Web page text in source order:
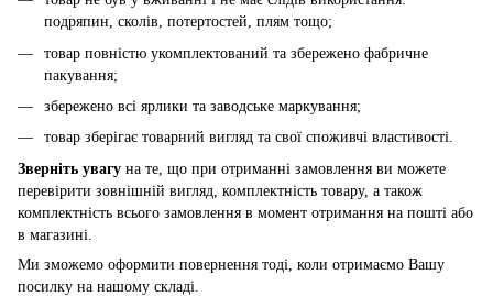
подряпин, сколів, потертостей, плям тощо;
товар повністю укомплектований та збережено фабричне
пакування;
збережено всі ярлики та заводське маркування;
товар зберігає товарний вигляд та свої споживчі властивості.
Зверніть увагу на те, що при отриманні замовлення ви можете
перевірити зовнішній вигляд, комплектність товару, а також
комплектність всього замовлення в момент отримання на пошті або
в магазині.
Ми зможемо оформити повернення тоді, коли отримаємо Вашу
посилку на нашому складі.